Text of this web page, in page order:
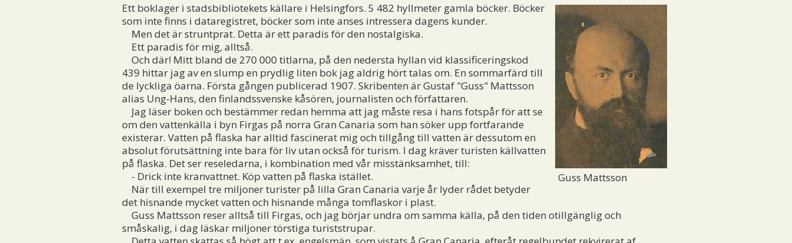
Guss Mattsson
Ett boklager i stadsbibliotekets källare i Helsingfors. 5 482 hyllmeter gamla böcker. Böcker
som inte finns i dataregistret, böcker som inte anses intressera dagens kunder.
Men det är struntprat. Detta är ett paradis för den nostalgiska.
Ett paradis för mig, alltså.
Och där! Mitt bland de 270 000 titlarna, på den nedersta hyllan vid klassificeringskod
439 hittar jag av en slump en prydlig liten bok jag aldrig hört talas om. En sommarfärd till
de lyckliga öarna. Första gången publicerad 1907. Skribenten är Gustaf "Guss" Mattsson
alias Ung-Hans, den finlandssvenske kåsören, journalisten och författaren.
Jag läser boken och bestämmer redan hemma att jag måste resa i hans fotspår för att se
om den vattenkälla i byn Firgas på norra Gran Canaria som han söker upp fortfarande
existerar. Vatten på flaska har alltid fascinerat mig och tillgång till vatten är dessutom en
absolut förutsättning inte bara för liv utan också för turism. I dag kräver turisten källvatten
på flaska. Det ser reseledarna, i kombination med vår misstänksamhet, till:
- Drick inte kranvattnet. Köp vatten på flaska istället.
När till exempel tre miljoner turister på lilla Gran Canaria varje år lyder rådet betyder
det hisnande mycket vatten och hisnande många tomflaskor i plast.
Guss Mattsson reser alltså till Firgas, och jag börjar undra om samma källa, på den tiden otillgänglig och
småskalig, i dag läskar miljoner törstiga turiststrupar.